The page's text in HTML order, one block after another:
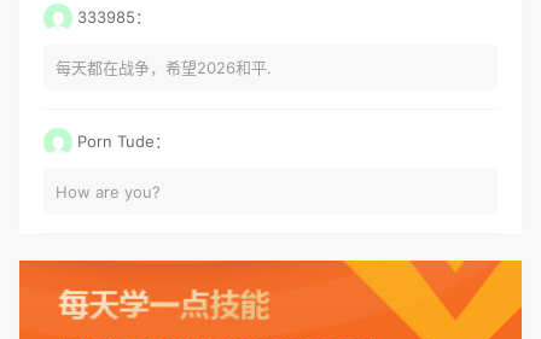
333985：
每天都在战争，希望2026和平.
Porn Tude：
How are you?